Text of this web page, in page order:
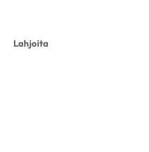
Lahjoita